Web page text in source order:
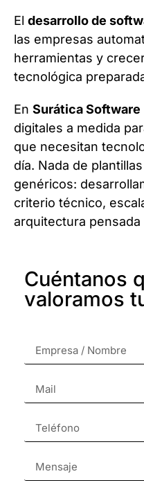
El desarrollo de
las empresas
herramientas y
tecnológica
En Surática Software
digitales a medida
que necesitan
día. Nada de
genéricos:
criterio técnico,
arquitectura pensada
Cuéntanos
valoramos